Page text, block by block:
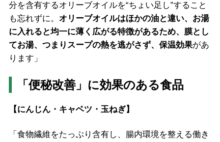
分を含有するオリーブオイルを“ちょい足し”すること
も忘れずに。 オリーブオイルはほかの油と違い、お湯
に入れると均一に薄く広がる特徴があるため、膜とし
てお湯、つまりスープの熱を逃がさず、保温効果があ
ります」
「便秘改善」に効果のある食品
【にんじん・キャベツ・玉ねぎ】
「食物繊維をたっぷり含有し、腸内環境を整える働き